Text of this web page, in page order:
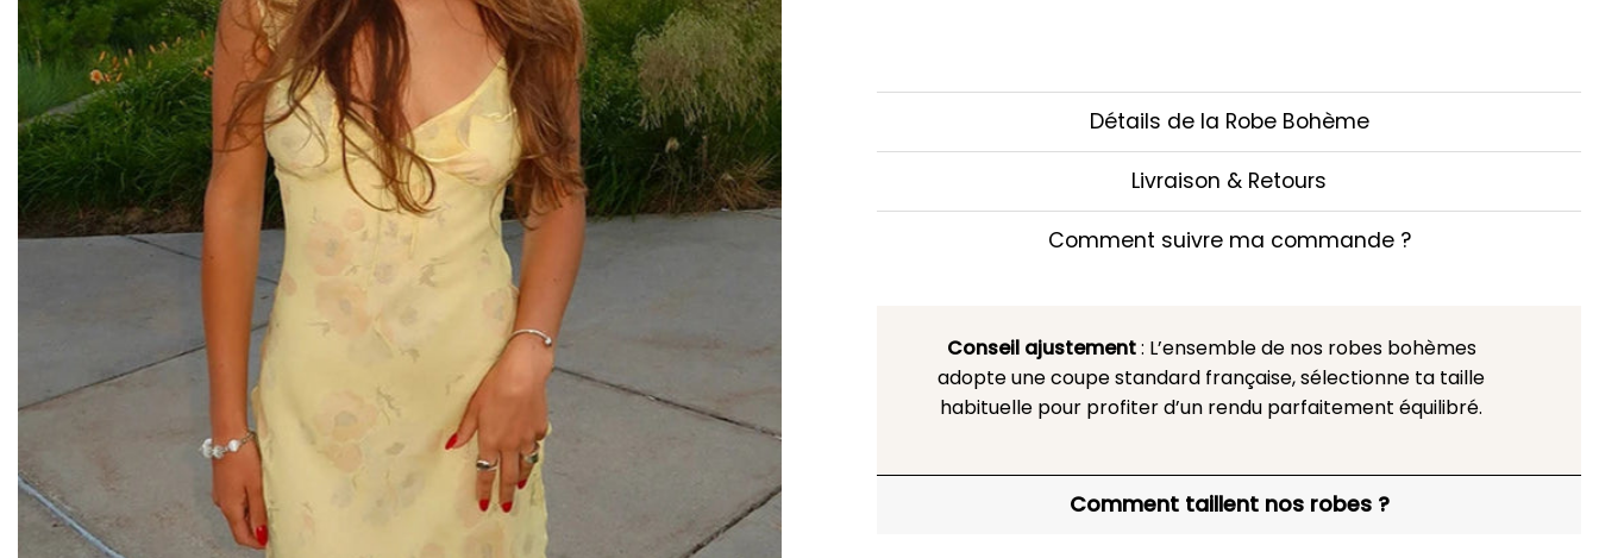
Détails de la Robe Bohème
Livraison & Retours
Comment suivre ma commande ?
Conseil ajustement: L’ensemble de nos robes bohèmes
adopte une coupe standard française, sélectionne ta taille
habituelle pour profiter d’un rendu parfaitement équilibré.
Comment taillent nos robes ?